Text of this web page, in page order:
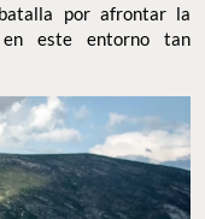
por afrontar la
este entorno tan